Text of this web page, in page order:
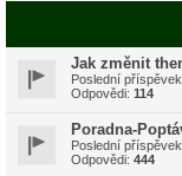
Jak změnit
Poslední
Odpovědi: 114
Poradna-
Poslední
Odpovědi: 444